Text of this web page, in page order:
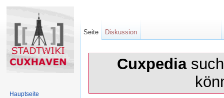
Cuxpedia
Seite Diskussion
Hauptseite